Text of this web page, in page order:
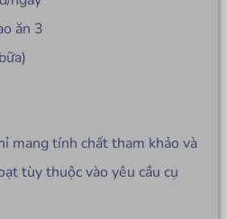
ăn 3
bữa)
mang tính chất tham khảo và
tùy thuộc vào yêu cầu cụ